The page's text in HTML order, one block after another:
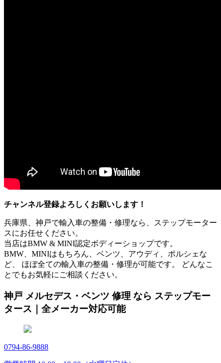
チャンネル登録よろしくお願いします！
兵庫県、神戸で輸入車の整備・修理なら、ステップモーター
スにお任せください。
当店はBMW & MINI認定ボディーショップです。
BMW、MINIはもちろん、ベンツ、アウディ、ポルシェな
ど、 ほぼ全ての輸入車の整備・修理が可能です。 どんなこ
とでもお気軽にご相談ください。
神戸 メルセデス・ベンツ 修理 なら ステップモー
タース｜全メーカー対応可能
0794-86-9888